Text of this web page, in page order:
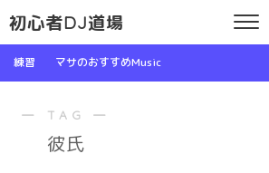
初心者DJ道場
練習 マサのおすすめMusic
― TAG ―
彼氏